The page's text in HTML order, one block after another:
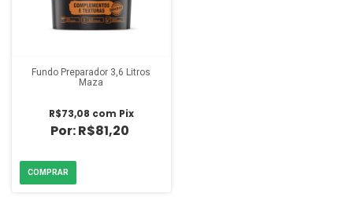
Fundo Preparador 3,6 Litros
Maza
R$81,20
R$73,08 com Pix